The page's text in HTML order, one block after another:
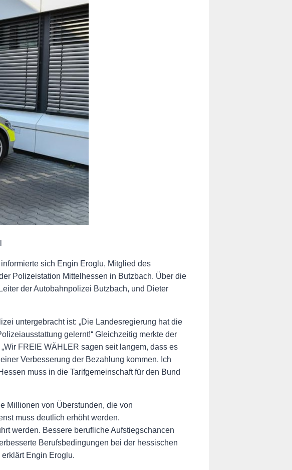
sich Engin Eroglu, Mitglied des
Polizeistation Mittelhessen in Butzbach. Über die
der Autobahnpolizei Butzbach, und Dieter
untergebracht ist: „Die Landesregierung hat die
gelernt!“ Gleichzeitig merkte der
FREIE WÄHLER sagen seit langem, dass es
Verbesserung der Bezahlung kommen. Ich
muss in die Tarifgemeinschaft für den Bund
Millionen von Überstunden, die von
muss deutlich erhöht werden.
werden. Bessere berufliche Aufstiegschancen
Berufsbedingungen bei der hessischen
Engin Eroglu.